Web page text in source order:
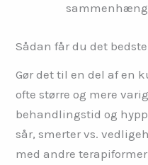
Sådan får du det
Gør det til en del af en
ofte større og mere
behandlingstid og
sår, smerter vs.
med andre